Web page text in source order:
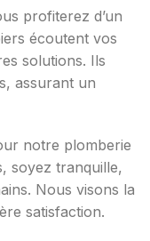
profiterez d’un
écoutent vos
solutions. Ils
assurant un
notre plomberie
soyez tranquille,
Nous visons la
satisfaction.